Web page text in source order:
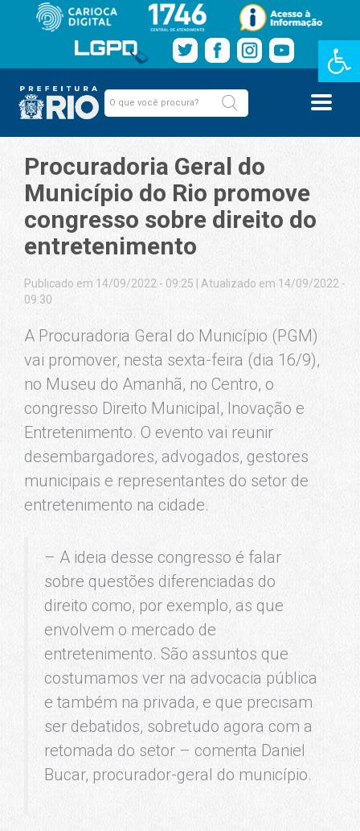
Barra de
Procuradoria Geral do
Município do Rio promove
congresso sobre direito do
entretenimento
Publicado em 14/09/2022 - 09:25
Atualizado em 14/09/2022 -
09:30
A Procuradoria Geral do Município (PGM)
vai promover, nesta sexta-feira (dia 16/9),
no Museu do Amanhã, no Centro, o
congresso Direito Municipal, Inovação e
Entretenimento. O evento vai reunir
desembargadores, advogados, gestores
municipais e representantes do setor de
entretenimento na cidade.
– A ideia desse congresso é falar
sobre questões diferenciadas do
direito como, por exemplo, as que
envolvem o mercado de
entretenimento. São assuntos que
costumamos ver na advocacia pública
e também na privada, e que precisam
ser debatidos, sobretudo agora com a
retomada do setor – comenta Daniel
Bucar, procurador-geral do município.